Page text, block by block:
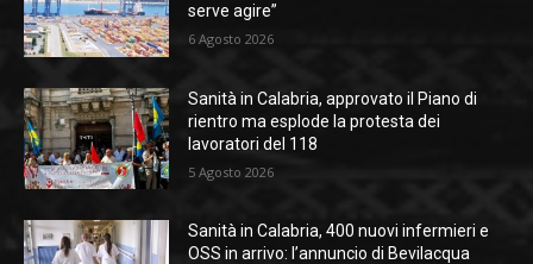
serve agire”
6 Agosto 2026
Sanità in Calabria, approvato il Piano di
rientro ma esplode la protesta dei
lavoratori del 118
5 Agosto 2026
Sanità in Calabria, 400 nuovi infermieri e
OSS in arrivo: l’annuncio di Bevilacqua